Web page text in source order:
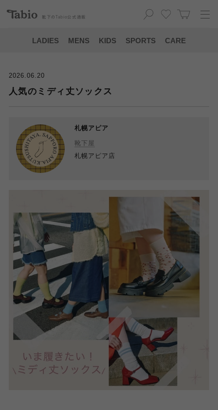
靴下の Tabio 公式通販
LADIES MENS KIDS SPORTS CARE
2026.06.20
人気のミディ丈ソックス
札幌アピア
靴下屋
札幌アピア店